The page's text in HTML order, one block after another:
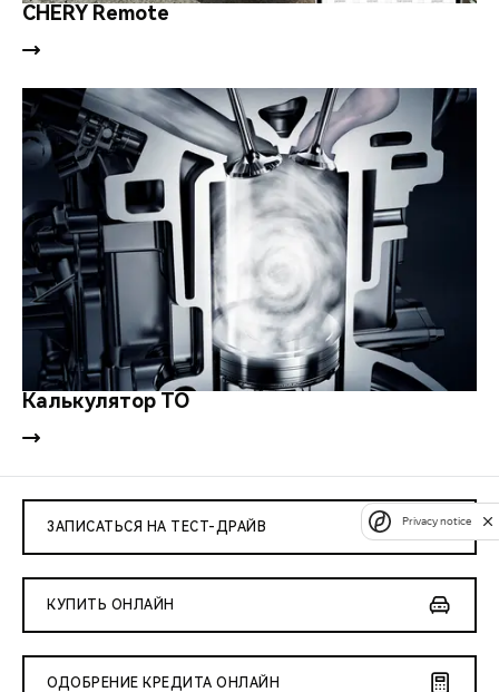
CHERY Remote
Калькулятор ТО
ЗАПИСАТЬСЯ НА ТЕСТ-ДРАЙВ
КУПИТЬ ОНЛАЙН
ОДОБРЕНИЕ КРЕДИТА ОНЛАЙН
Privacy notice